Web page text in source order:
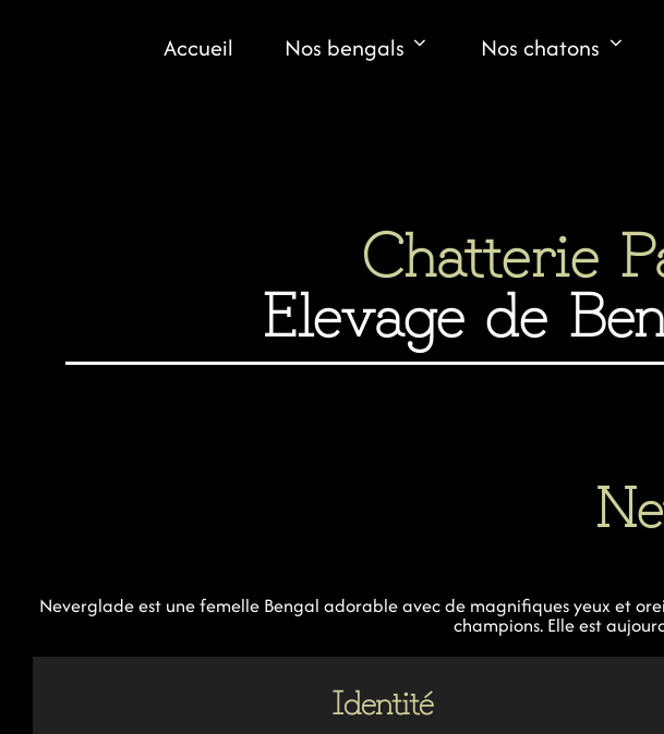
Accueil Nos bengals Nos chatons
Chatterie
Elevage de
Neverglade est une femelle Bengal adorable avec de magnifiques yeux et
champions. Elle est
Identité